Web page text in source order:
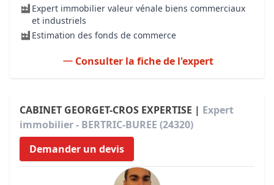
Expert immobilier valeur vénale biens commerciaux
et industriels
Estimation des fonds de commerce
Consulter la fiche de l'expert
CABINET GEORGET-CROS EXPERTISE | Expert
immobilier - BERTRIC-BUREE (24320)
Demander un devis